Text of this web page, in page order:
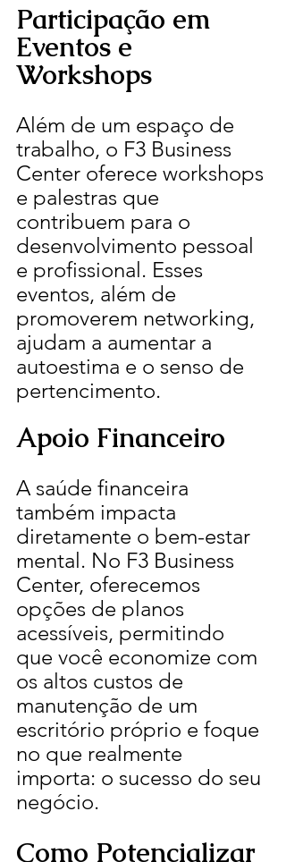
Participação em
Eventos e
Workshops
Além de um espaço de
trabalho, o F3 Business
Center oferece workshops
e palestras que
contribuem para o
desenvolvimento pessoal
e profissional. Esses
eventos, além de
promoverem networking,
ajudam a aumentar a
autoestima e o senso de
pertencimento.
Apoio Financeiro
A saúde financeira
também impacta
diretamente o bem-estar
mental. No F3 Business
Center, oferecemos
opções de planos
acessíveis, permitindo
que você economize com
os altos custos de
manutenção de um
escritório próprio e foque
no que realmente
importa: o sucesso do seu
negócio.
Como Potencializar